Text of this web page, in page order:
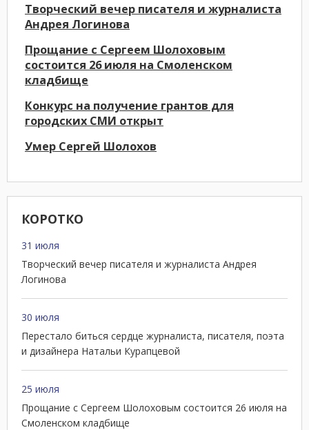
КОРОТКО
31 июля
Творческий вечер писателя и журналиста Андрея
Логинова
30 июля
Перестало биться сердце журналиста, писателя, поэта
и дизайнера Натальи Курапцевой
25 июля
Прощание с Сергеем Шолоховым состоится 26 июля на
Смоленском кладбище
Творческий вечер писателя и журналиста
Андрея Логинова
Прощание с Сергеем Шолоховым
состоится 26 июля на Смоленском
кладбище
Конкурс на получение грантов для
городских СМИ открыт
Умер Сергей Шолохов